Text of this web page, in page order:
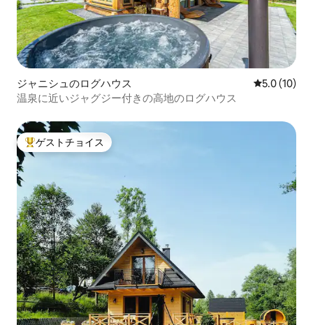
ジャニシュのログハウス レビュー10
5.0 (10)
温泉に近いジャグジー付きの高地のログハウス
大好評のゲストチョイスです。
ゲストチョイス